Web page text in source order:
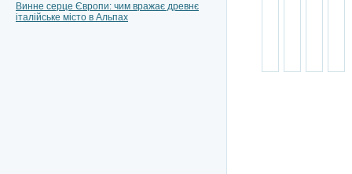
Винне серце Європи: чим вражає древнє
італійське місто в Альпах